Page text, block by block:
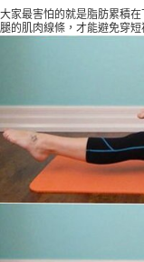
大家最害怕的就是脂肪累積
腿的肌肉線條，才能避免穿短